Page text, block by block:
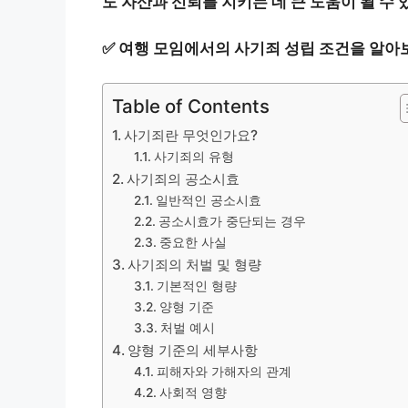
✅ 여행 모임에서의 사기죄 성립 조건을 알아
Table of Contents
사기죄란 무엇인가요?
사기죄의 유형
사기죄의 공소시효
일반적인 공소시효
공소시효가 중단되는 경우
중요한 사실
사기죄의 처벌 및 형량
기본적인 형량
양형 기준
처벌 예시
양형 기준의 세부사항
피해자와 가해자의 관계
사회적 영향